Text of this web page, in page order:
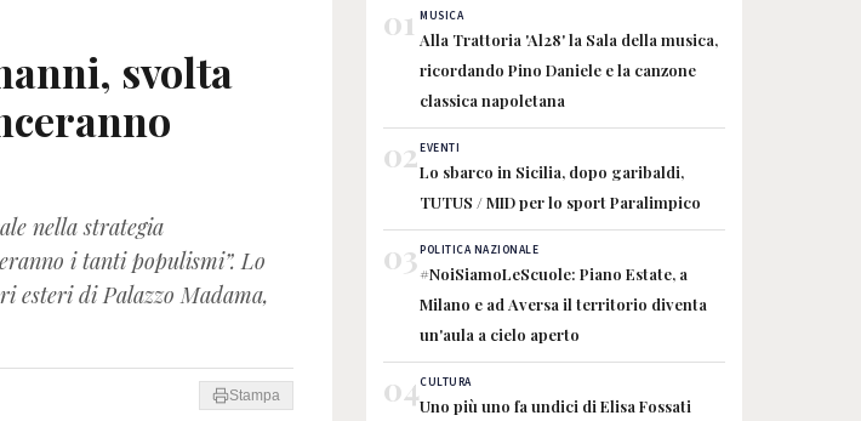
svolta
nella strategia
i tanti populismi”. Lo
esteri di Palazzo Madama,
Stampa
01 MUSICA
Alla Trattoria 'Al28' la Sala della musica,
ricordando Pino Daniele e la canzone
classica napoletana
02EVENTI
Lo sbarco in Sicilia, dopo garibaldi,
TUTUS / MID per lo sport Paralimpico
03POLITICA NAZIONALE
#NoiSiamoLeScuole: Piano Estate, a
Milano e ad Aversa il territorio diventa
un'aula a cielo aperto
04CULTURA
Uno più uno fa undici di Elisa Fossati